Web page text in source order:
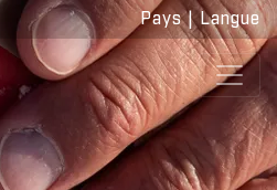
Pays| Langue